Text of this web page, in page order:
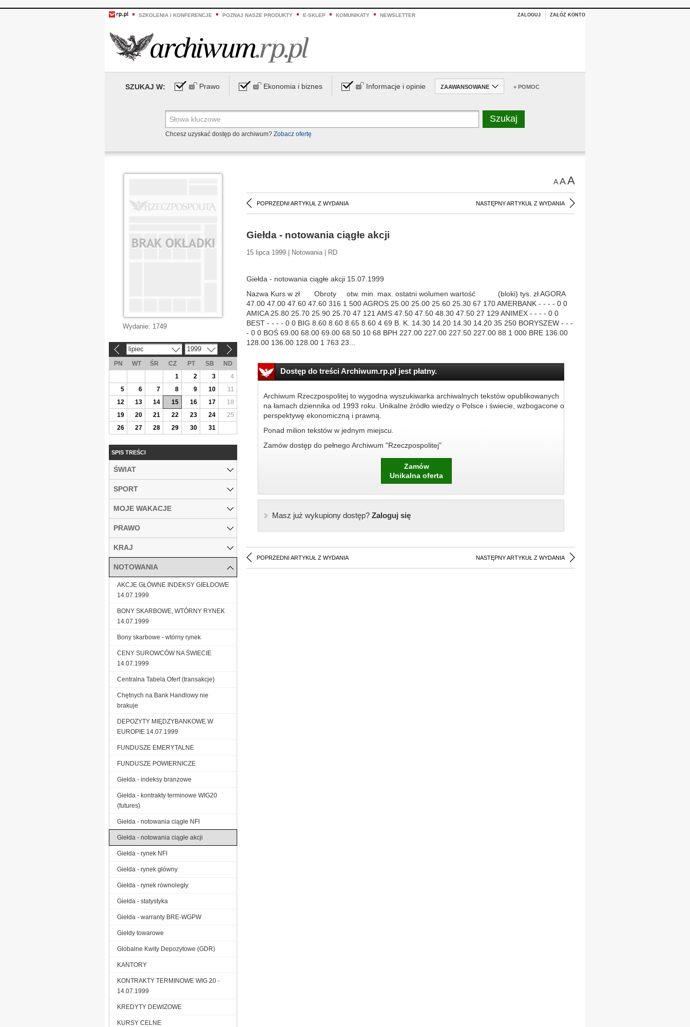
SZKOLENIA I KONFERENCJE POZNAJ NASZE PRODUKTY E-SKLEP KOMUNIKATY NEWSLETTER ZALOGUJ ZAŁÓŻ KONTO
SZUKAJ W: Prawo Ekonomia i biznes Informacje i opinie ZAAWANSOWANE + POMOC
Chcesz uzyskać dostęp do archiwum? Zobacz ofertę
AAA
POPRZEDNI ARTYKUŁ Z WYDANIA NASTĘPNY ARTYKUŁ Z WYDANIA
Giełda - notowania ciągłe akcji
15 lipca 1999 | Notowania | RD
Giełda - notowania ciągłe akcji 15.07.1999
Nazwa Kurs w zł Obroty otw. min. max. ostatni wolumen wartość (bloki) tys. zł AGORA
47.00 47.00 47.60 47.60 316 1 500 AGROS 25.00 25.00 25.60 25.30 67 170 AMERBANK - - - - 0 0
AMICA 25.80 25.70 25.90 25.70 47 121 AMS 47.50 47.50 48.30 47.50 27 129 ANIMEX - - - - 0 0
BEST - - - - 0 0 BIG 8.60 8.60 8.65 8.60 4 69 B. K. 14.30 14.20 14.30 14.20 35 250 BORYSZEW - - -
- 0 0 BOŚ 69.00 68.00 69.00 68.50 10 68 BPH 227.00 227.00 227.50 227.00 88 1 000 BRE 136.00
128.00 136.00 128.00 1 763 23...
Dostęp do treści Archiwum.rp.pl jest płatny.
Archiwum Rzeczpospolitej to wygodna wyszukiwarka archiwalnych tekstów opublikowanych
na łamach dziennika od 1993 roku. Unikalne źródło wiedzy o Polsce i świecie, wzbogacone o
perspektywę ekonomiczną i prawną.
Ponad milion tekstów w jednym miejscu.
Zamów dostęp do pełnego Archiwum "Rzeczpospolitej"
Zamów
Unikalna oferta
Masz już wykupiony dostęp?Zaloguj się
POPRZEDNI ARTYKUŁ Z WYDANIA NASTĘPNY ARTYKUŁ Z WYDANIA
Wydanie: 1749
lipiec 1999
PN WT ŚR CZ PT SB
ND
1
2 3
4
5
6 7 8 9 10
11
12
13 14 15 16 17
18
19
20 21 22 23 24
25
26
27 28 29 30 31
SPIS TREŚCI
ŚWIAT
SPORT
MOJE WAKACJE
PRAWO
KRAJ
NOTOWANIA
AKCJE GŁÓWNE INDEKSY GIEŁDOWE
14.07.1999
BONY SKARBOWE, WTÓRNY RYNEK
14.07.1999
Bony skarbowe - wtórny rynek
CENY SUROWCÓW NA ŚWIECIE
14.07.1999
Centralna Tabela Ofert (transakcje)
Chętnych na Bank Handlowy nie
brakuje
DEPOZYTY MIĘDZYBANKOWE W
EUROPIE 14.07.1999
FUNDUSZE EMERYTALNE
FUNDUSZE POWIERNICZE
Giełda - indeksy branzowe
Giełda - kontrakty terminowe WIG20
(futures)
Giełda - notowania ciągłe NFI
Giełda - notowania ciągłe akcji
Giełda - rynek NFI
Giełda - rynek główny
Giełda - rynek równoległy
Giełda - statystyka
Giełda - warranty BRE-WGPW
Giełdy towarowe
Globalne Kwity Depozytowe (GDR)
KANTORY
KONTRAKTY TERMINOWE WIG 20 -
14.07.1999
KREDYTY DEWIZOWE
KURSY CELNE